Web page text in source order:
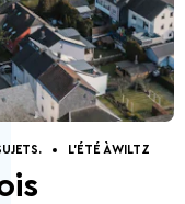
guidées
Gîtes.
Contact.
L'ÉTÉ À WILTZ